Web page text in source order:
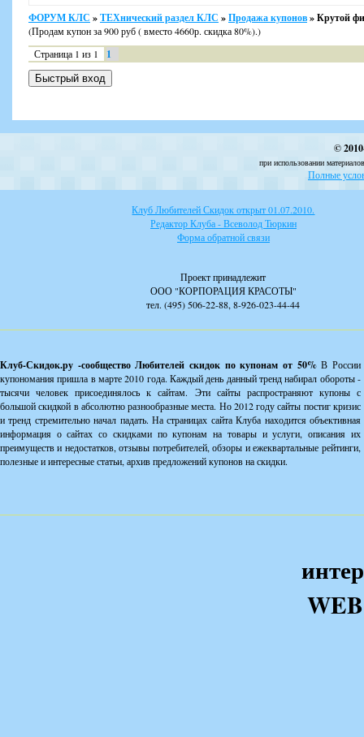
ФОРУМ КЛС »ТЕХнический раздел КЛС »Продажа купонов»Крутой
(Продам купон за 900 руб ( вместо 4660р. скидка 80%).)
Страница 1 из 1 1
©
при использовании
Полные
Клуб Любителей Скидок открыт 01.07.2010.
Редактор Клуба - Всеволод Тюркин
Форма обратной связи
Проект принадлежит
ООО "КОРПОРАЦИЯ КРАСОТЫ"
тел. (495) 506-22-88, 8-926-023-44-44
Клуб-Скидок.ру -сообщество Любителей скидок по купонам от 50%В России
купономания пришла в марте 2010 года. Каждый день данный тренд набирал обороты -
тысячи человек присоединялось к сайтам. Эти сайты распространяют купоны с
большой скидкой в абсолютно разнообразные места. Но 2012 году сайты постиг кризис
и тренд стремительно начал падать. На страницах сайта Клуба находится объективная
информация о сайтах со скидками по купонам на товары и услуги, описания их
преимуществ и недостатков, отзывы потребителей, обзоры и ежеквартальные рейтинги,
полезные и интересные статьи, архив предложений купонов на скидки.